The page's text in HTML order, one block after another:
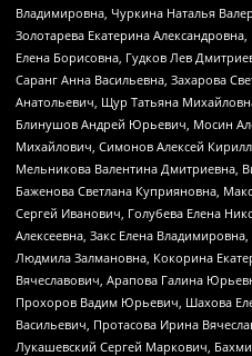
Владимировна, Чуркина Наталья
Золотарева Екатерина
Елена Борисовна, Гудков Лев
Саранг Анна Васильевна, Захарова
Анатольевич, Щур Татьяна
Блинушов Андрей Юрьевич, Мосин
Михайлович, Симонов Алексей
Мельникова Валентина Дмитриевна,
Баженова Светлана Куприяновна,
Сергей Иванович, Голубева Елена
Алексеевна, Закс Елена
Людмила Залмановна, Кокорина
Вячеславович, Арапова Галина
Прохоров Вадим Юрьевич, Шахова
Васильевич, Протасова Ирина
Лукашевский Сергей Маркович,